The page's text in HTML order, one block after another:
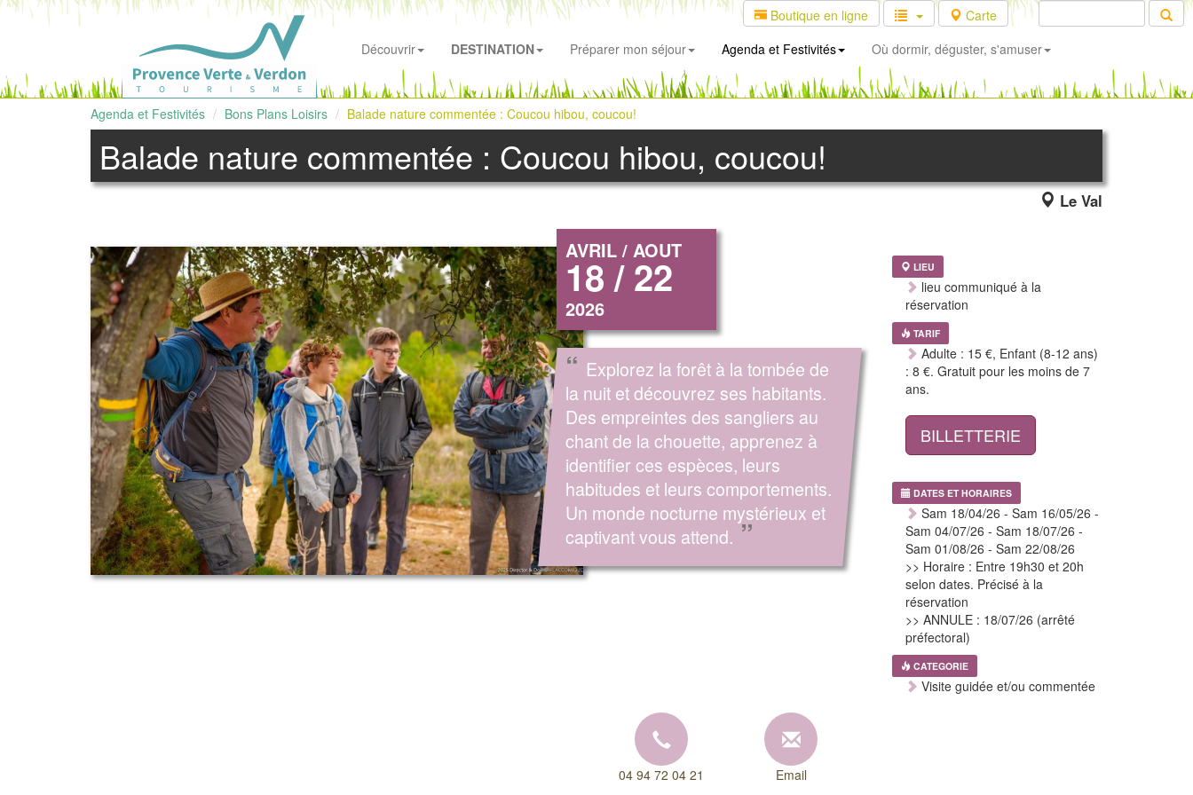
Boutique en ligne
Carte
Découvrir
DESTINATION Préparer mon séjour Agenda et Festivités Où dormir, déguster, s'amuser
Agenda et Festivités Bons Plans Loisirs Balade nature commentée : Coucou hibou, coucou!
Balade nature commentée : Coucou hibou, coucou!
Le Val
AVRIL / AOUT
18 / 22
2026
“ Explorez la forêt à la tombée de
la nuit et découvrez ses habitants.
Des empreintes des sangliers au
chant de la chouette, apprenez à
identifier ces espèces, leurs
habitudes et leurs comportements.
Un monde nocturne mystérieux et
captivant vous attend. ”
LIEU
lieu communiqué à la
réservation
TARIF
Adulte : 15 €, Enfant (8-12 ans)
: 8 €. Gratuit pour les moins de 7
ans.
BILLETTERIE
DATES ET HORAIRES
Sam 18/04/26 - Sam 16/05/26 -
Sam 04/07/26 - Sam 18/07/26 -
Sam 01/08/26 - Sam 22/08/26
>> Horaire : Entre 19h30 et 20h
selon dates. Précisé à la
réservation
>> ANNULE : 18/07/26 (arrêté
préfectoral)
CATEGORIE
Visite guidée et/ou commentée
04 94 72 04 21 Email